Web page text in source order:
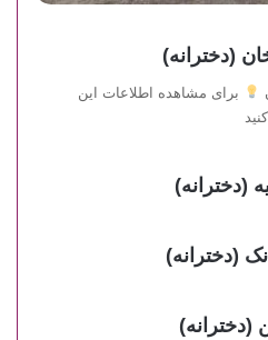
(دخترانه)
برای مشاهده اطلاعات این
(دخترانه)
(دخترانه)
(دخترانه)